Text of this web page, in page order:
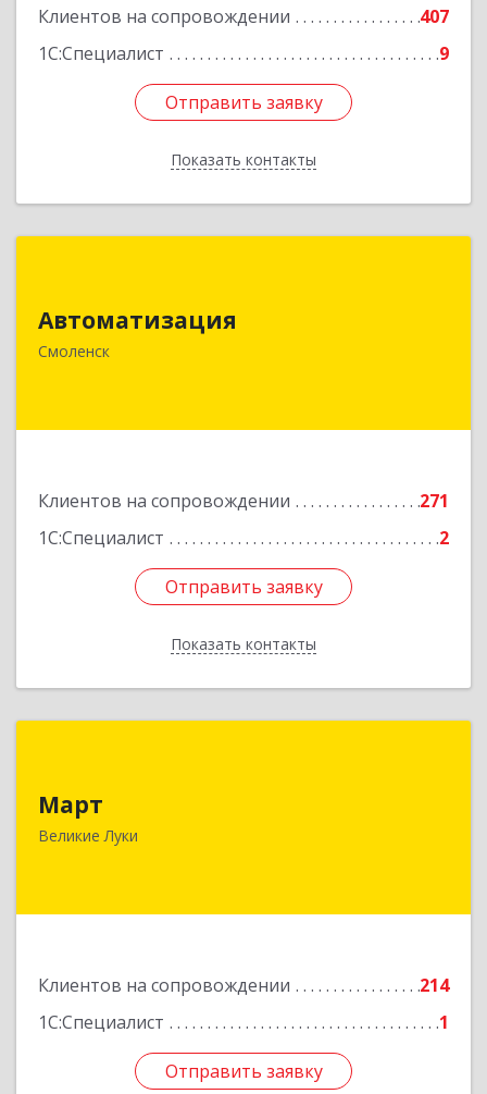
Клиентов на сопровождении
407
1С:Специалист
9
Отправить заявку
Показать контакты
Отправить заявку
Назад
Автоматизация
Смоленск
Клиентов на сопровождении
271
1С:Специалист
2
Отправить заявку
Показать контакты
214019, Смоленская обл, Смоленск г, Марии
Отправить заявку
Назад
Март
Великие Луки
Клиентов на сопровождении
214
1С:Специалист
1
Отправить заявку
Отправить заявку